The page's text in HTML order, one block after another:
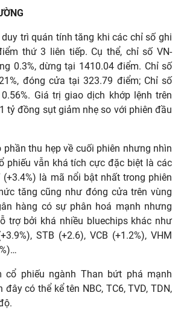
trì quán tính tăng khi các chỉ số ghi
thứ 3 liên tiếp. Cụ thể, chỉ số VN-
0.3%, dừng tại 1410.04 điểm. Chỉ số
đóng cửa tại 323.79 điểm; Chỉ số
0.56%. Giá trị giao dịch khớp lệnh trên
tỷ đồng sụt giảm nhẹ so với phiên đầu
thu hẹp về cuối phiên nhưng nhìn
phiếu vẫn khá tích cực đặc biệt là các
(+3.4%) là mã nổi bật nhất trong phiên
tăng cũng như đóng cửa trên vùng
hàng có sự phân hoá mạnh nhưng
trợ bởi khá nhiều bluechips khác như
STB (+2.6), VCB (+1.2%), VHM
cổ phiếu ngành Than bứt phá mạnh
có thể kể tên NBC, TC6, TVD, TDN,